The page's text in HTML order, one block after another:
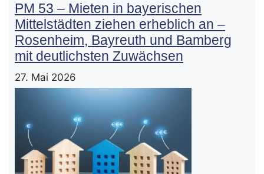
PM 53 – Mieten in bayerischen
Mittelstädten ziehen erheblich an –
Rosenheim, Bayreuth und Bamberg
mit deutlichsten Zuwächsen
27. Mai 2026